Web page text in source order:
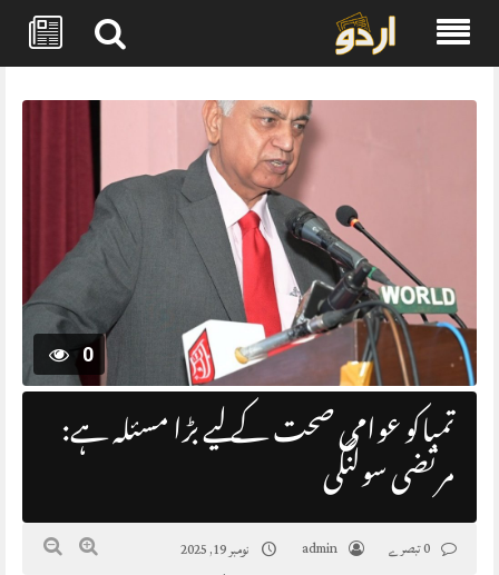
Skip
content
0
تمباکو عوامی صحت کے لیے بڑا مسئلہ ہے:
مرتضی سولنگی
admin نومبر 19, 2025